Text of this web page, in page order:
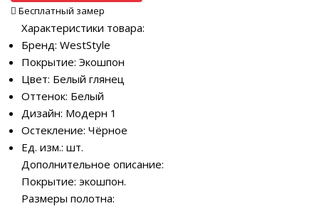
Бесплатный замер
Характеристики товара:
Бренд: WestStyle
Покрытие: Экошпон
Цвет: Белый глянец
Оттенок: Белый
Дизайн: Модерн 1
Остекление: Чёрное
Ед. изм.: шт.
Дополнительное описание:
Покрытие: экошпон.
Размеры полотна: